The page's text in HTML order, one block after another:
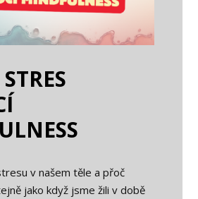
v našem těle a přoč
jako když jsme žili v době